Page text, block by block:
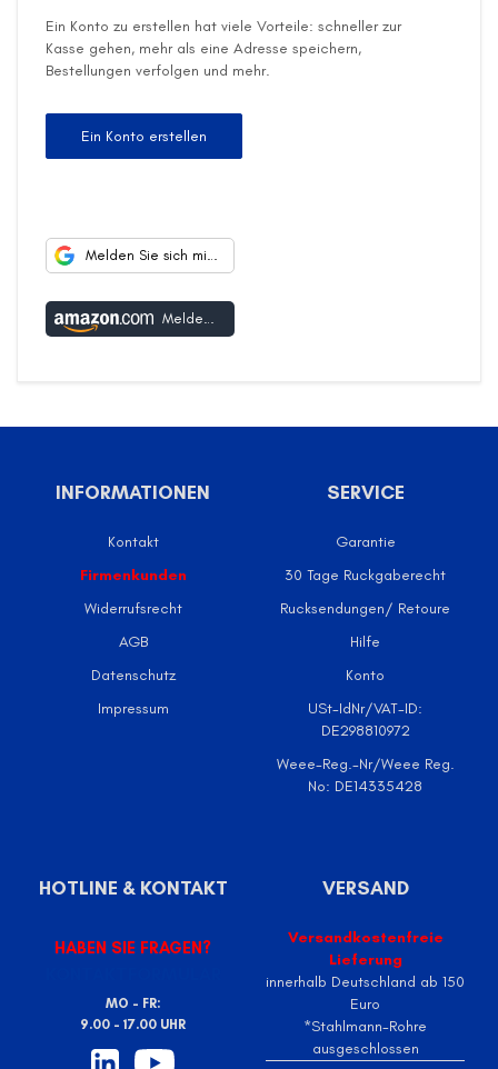
Ein Konto zu erstellen hat viele Vorteile: schneller zur
Kasse gehen, mehr als eine Adresse speichern,
Bestellungen verfolgen und mehr.
Ein Konto erstellen
Melden Sie sich mit Google an
Melden Sie sich mit Amazon an
INFORMATIONEN
Kontakt
Firmenkunden
Widerrufsrecht
AGB
Datenschutz
Impressum
SERVICE
Garantie
30 Tage Ruckgaberecht
Rucksendungen/ Retoure
Hilfe
Konto
USt-IdNr/VAT-ID:
DE298810972
Weee-Reg.-Nr/Weee Reg.
No: DE14335428
HOTLINE & KONTAKT
HABEN SIE FRAGEN?
MO - FR:
9.00 - 17.00 UHR
VERSAND
Versandkostenfreie
Lieferung
innerhalb Deutschland ab 150
Euro
*Stahlmann-Rohre
ausgeschlossen